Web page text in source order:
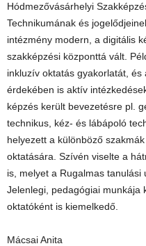
Hódmezővásárhelyi
Technikumának és
intézmény modern, a digitális
szakképzési központtá vált.
inkluzív oktatás gyakorlatát,
érdekében is aktív
képzés került bevezetésre pl.
technikus, kéz- és lábápoló
helyezett a különböző
oktatására. Szívén viselte a
is, melyet a Rugalmas tanulási
Jelenlegi, pedagógiai munkája
oktatóként is kiemelkedő.
Mácsai Anita